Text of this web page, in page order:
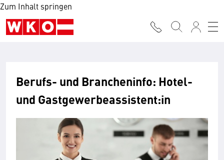
Zum Inhalt springen
Berufs- und Brancheninfo: Hotel-
und Gastgewerbeassistent:in